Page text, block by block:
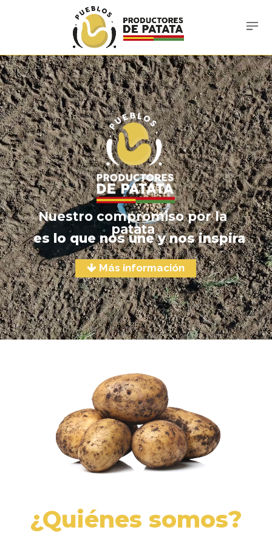
Nuestro compromiso por la
patata
Más información
es lo que nos une y nos inspira
¿Quiénes somos?